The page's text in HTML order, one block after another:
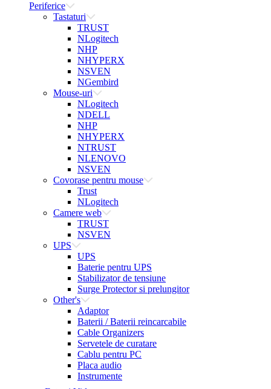
Periferice
Tastaturi
TRUST
NLogitech
NHP
NHYPERX
NSVEN
NGembird
Mouse-uri
NLogitech
NDELL
NHP
NHYPERX
NTRUST
NLENOVO
NSVEN
Covorase pentru mouse
Trust
NLogitech
Camere web
TRUST
NSVEN
UPS
UPS
Baterie pentru UPS
Stabilizator de tensiune
Surge Protector si prelungitor
Other's
Adaptor
Baterii / Baterii reincarcabile
Cable Organizers
Servetele de curatare
Cablu pentru PC
Placa audio
Instrumente